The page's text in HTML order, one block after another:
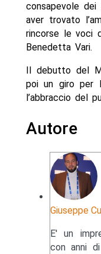
consapevole
aver trovato
rincorse le voci
Benedetta Vari.
Il debutto del
poi un giro per
l’abbraccio del
Autore
Giuseppe
E' un
con anni